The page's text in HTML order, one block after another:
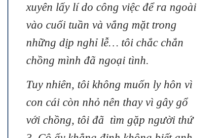
xuyên lấy lí do công việc để ra ngoài
vào cuối tuần và vắng mặt trong
những dịp nghỉ lễ… tôi chắc chắn
chồng mình đã ngoại tình.
Tuy nhiên, tôi không muốn ly hôn vì
con cái còn nhỏ nên thay vì gây gổ
với chồng, tôi đã tìm gặp người thứ